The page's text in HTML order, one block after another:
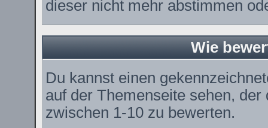
dieser nicht mehr abstimmen
Wie
Du kannst einen
auf der Themenseite sehen,
zwischen 1-10 zu bewerten.